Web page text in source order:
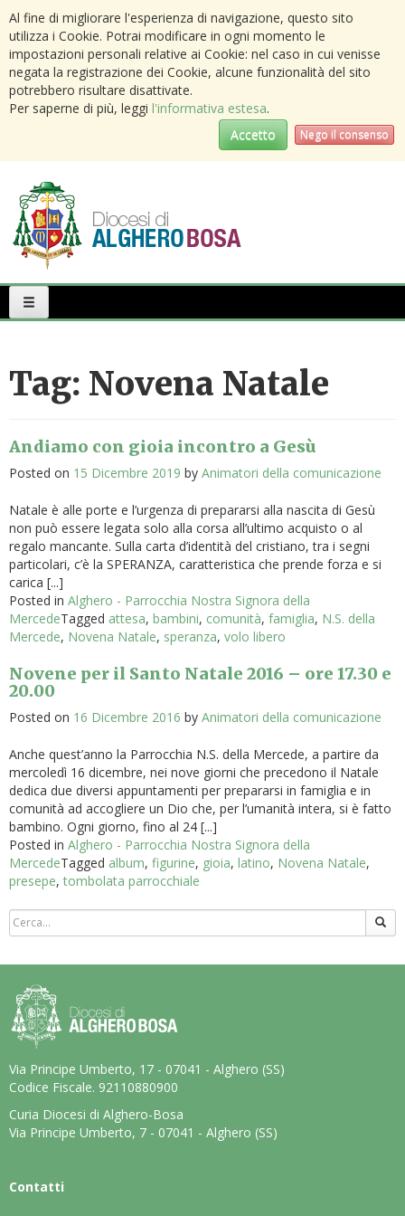
Al fine di migliorare l'esperienza di navigazione, questo sito
utilizza i Cookie. Potrai modificare in ogni momento le
impostazioni personali relative ai Cookie: nel caso in cui venisse
negata la registrazione dei Cookie, alcune funzionalità del sito
potrebbero risultare disattivate.
Per saperne di più, leggi l'informativa estesa.
Accetto
Nego il consenso
Menu
Tag: Novena Natale
Andiamo con gioia incontro a Gesù
Posted on 15 Dicembre 2019 by Animatori della comunicazione
Natale è alle porte e l’urgenza di prepararsi alla nascita di Gesù
non può essere legata solo alla corsa all’ultimo acquisto o al
regalo mancante. Sulla carta d’identità del cristiano, tra i segni
particolari, c’è la SPERANZA, caratteristica che prende forza e si
carica [...]
Posted in Alghero - Parrocchia Nostra Signora della
MercedeTagged attesa, bambini, comunità, famiglia, N.S. della
Mercede, Novena Natale, speranza, volo libero
Novene per il Santo Natale 2016 – ore 17.30 e
20.00
Posted on 16 Dicembre 2016 by Animatori della comunicazione
Anche quest’anno la Parrocchia N.S. della Mercede, a partire da
mercoledì 16 dicembre, nei nove giorni che precedono il Natale
dedica due diversi appuntamenti per prepararsi in famiglia e in
comunità ad accogliere un Dio che, per l’umanità intera, si è fatto
bambino. Ogni giorno, fino al 24 [...]
Posted in Alghero - Parrocchia Nostra Signora della
MercedeTagged album, figurine, gioia, latino, Novena Natale,
presepe,tombolata parrocchiale
Via Principe Umberto, 17 - 07041 - Alghero (SS)
Codice Fiscale. 92110880900
Curia Diocesi di Alghero-Bosa
Via Principe Umberto, 7 - 07041 - Alghero (SS)
Contatti